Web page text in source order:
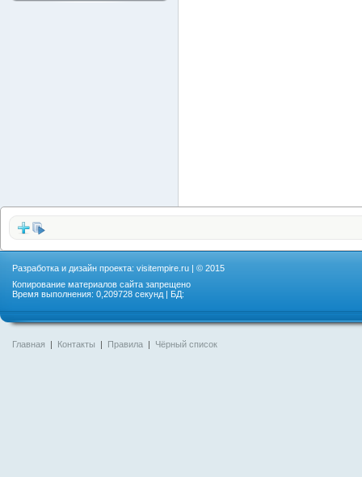
Разработка и дизайн проекта: visitempire.ru | © 2015
Копирование материалов сайта запрещено
Время выполнения: 0,209728 секунд | БД:
Главная | Контакты | Правила | Чёрный список